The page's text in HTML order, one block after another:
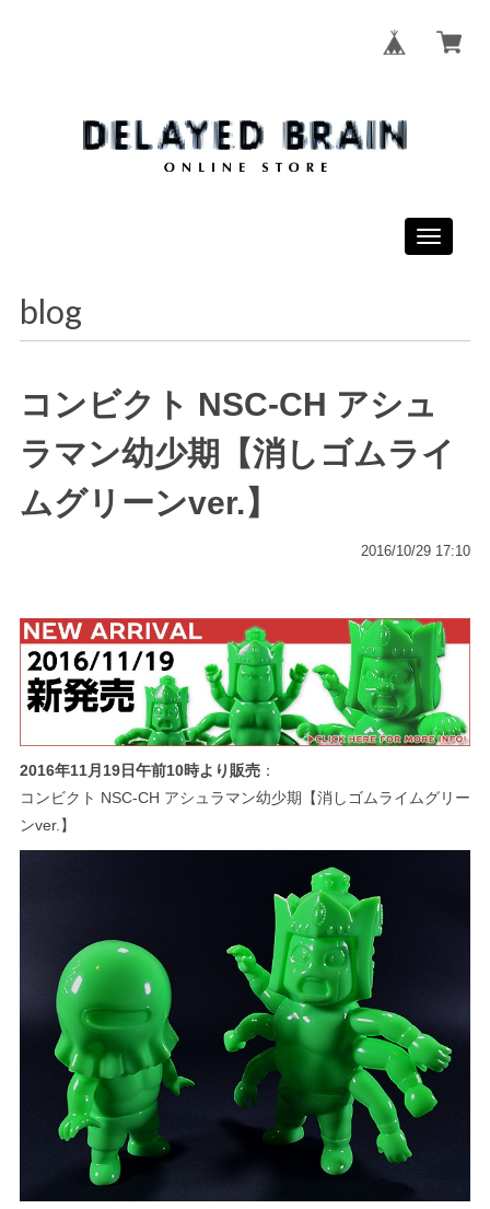
Toggle
blog
コンビクト NSC‐CH アシュ
ラマン幼少期【消しゴムライ
ムグリーンver.】
2016/10/29 17:10
2016年11月19日午前10時より販売 ：
コンビクト NSC‐CH アシュラマン幼少期【消しゴムライムグリー
ンver.】